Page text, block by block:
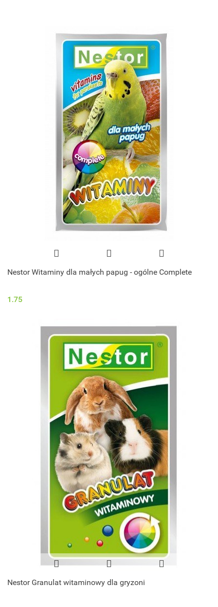
Nestor Witaminy dla małych papug - ogólne Complete
1.75
Nestor Granulat witaminowy dla gryzoni